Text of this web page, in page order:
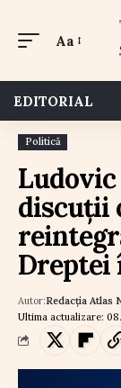
Aa
EDITORIAL
Politică
discuții
Dreptei
Ultima actualizare:
Autor:Redacția Atlas